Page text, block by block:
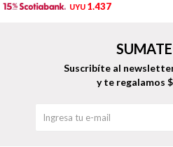
UYU 1.437
Suscribíte al
y te regalamos